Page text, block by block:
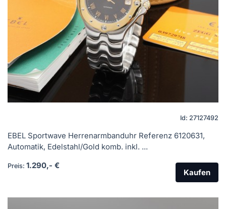
Id: 27127492
EBEL Sportwave Herrenarmbanduhr Referenz 6120631,
Automatik, Edelstahl/Gold komb. inkl. ...
Preis: 1.290,- €
Kaufen